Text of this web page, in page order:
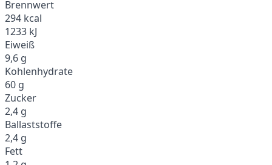
Brennwert
294 kcal
1233 kJ
Eiweiß
9,6 g
Kohlenhydrate
60 g
Zucker
2,4 g
Ballaststoffe
2,4 g
Fett